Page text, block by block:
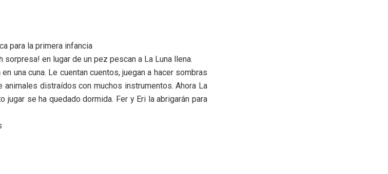
para la primera infancia
sorpresa! en lugar de un pez pescan a La Luna llena.
una cuna. Le cuentan cuentos, juegan a hacer sombras
animales distraídos con muchos instrumentos. Ahora La
jugar se ha quedado dormida. Fer y Eri la abrigarán para